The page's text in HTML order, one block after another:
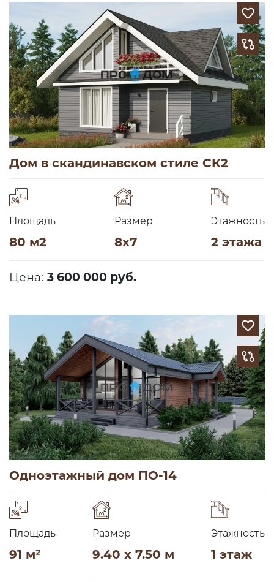
Дом в скандинавском стиле СК2
Площадь
80 м2
Размер
8х7
Этажность
2 этажа
Цена: 3 600 000 руб.
Одноэтажный дом ПО-14
Площадь
91 м²
Размер
9.40 x 7.50 м
Этажность
1 этаж